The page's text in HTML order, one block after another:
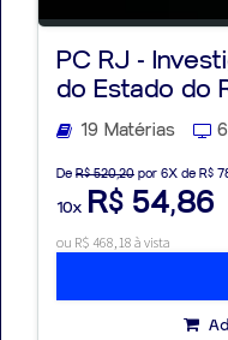
PC RJ -
do Estado do
19 Matérias
De R$ 520,20 por 6X de R$
10x R$ 54,86
ou R$ 468,18 à vista